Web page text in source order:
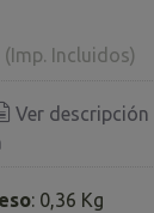
(Imp. Incluidos)
Ver descripción
: 0,36 Kg